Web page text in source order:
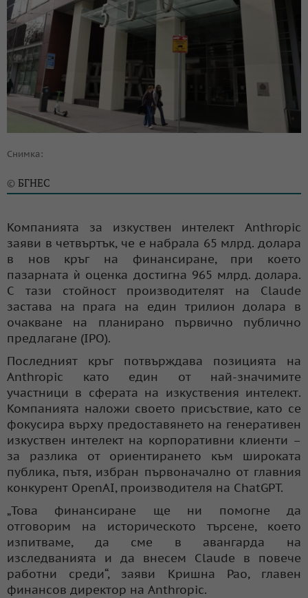
Снимка:
© БГНЕС
Компанията за изкуствен интелект Anthropic
заяви в четвъртък, че е набрала 65 млрд. долара
в нов кръг на финансиране, при което
пазарната ѝ оценка достигна 965 млрд. долара.
С тази стойност производителят на Claude
застава на прага на един трилион долара в
очакване на планирано първично публично
предлагане (IPO).
Последният кръг потвърждава позицията на
Anthropic като един от най-значимите
участници в сферата на изкуствения интелект.
Компанията наложи своето присъствие, като се
фокусира върху предоставянето на генеративен
изкуствен интелект на корпоративни клиенти –
за разлика от ориентирането към широката
публика, пътя, избран първоначално от главния
конкурент OpenAI, производителя на ChatGPT.
„Това финансиране ще ни помогне да
отговорим на историческото търсене, което
изпитваме, да сме в авангарда на
изследванията и да внесем Claude в повече
работни среди“, заяви Кришна Рао, главен
финансов директор на Anthropic.